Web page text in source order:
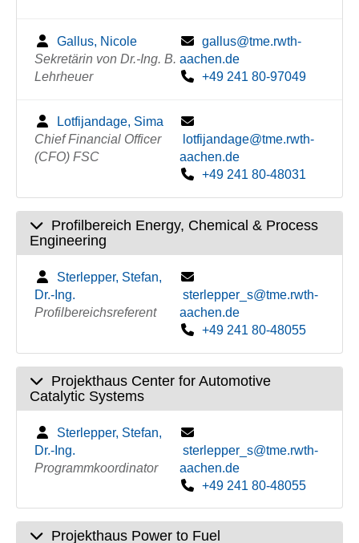
Gallus, Nicole
Sekretärin von Dr.-Ing. B.
Lehrheuer
gallus@tme.rwth-
aachen.de
+49 241 80-97049
Lotfijandage, Sima
Chief Financial Officer
(CFO) FSC
lotfijandage@tme.rwth-
aachen.de
+49 241 80-48031
Profilbereich Energy, Chemical & Process
Engineering
Sterlepper, Stefan,
Dr.-Ing.
Profilbereichsreferent
sterlepper_s@tme.rwth-
aachen.de
+49 241 80-48055
Projekthaus Center for Automotive
Catalytic Systems
Sterlepper, Stefan,
Dr.-Ing.
Programmkoordinator
sterlepper_s@tme.rwth-
aachen.de
+49 241 80-48055
Projekthaus Power to Fuel